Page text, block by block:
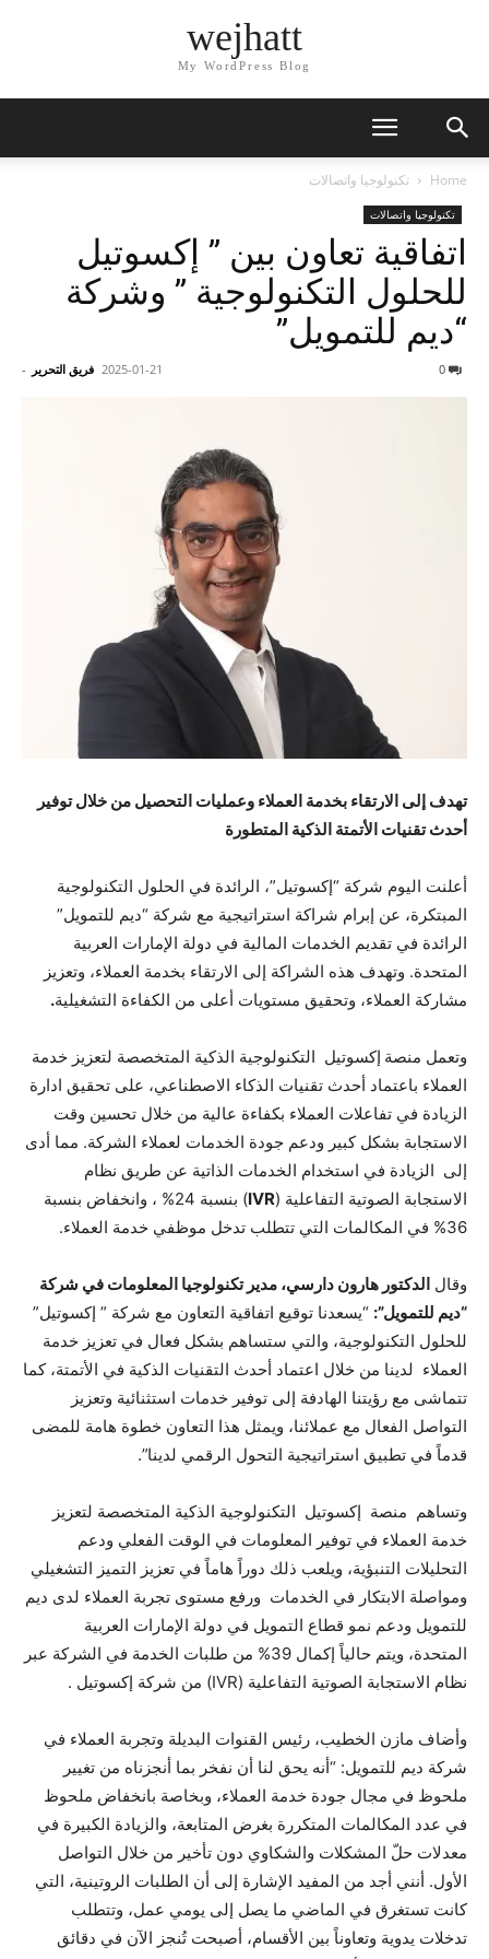
wejhatt
My WordPress Blog
Home تكنولوجيا واتصالات
تكنولوجيا واتصالات
اتفاقية تعاون بين ” إكسوتيل
للحلول التكنولوجية ” وشركة
“ديم للتمويل”
فريق التحرير - 2025-01-21
تهدف إلى الارتقاء بخدمة العملاء وعمليات التحصيل من خلال توفير
أحدث تقنيات الأتمتة الذكية المتطورة
أعلنت اليوم شركة “إكسوتيل”، الرائدة في الحلول التكنولوجية
المبتكرة، عن إبرام شراكة استراتيجية مع شركة “ديم للتمويل”
الرائدة في تقديم الخدمات المالية في دولة الإمارات العربية
المتحدة. وتهدف هذه الشراكة إلى الارتقاء بخدمة العملاء، وتعزيز
مشاركة العملاء، وتحقيق مستويات أعلى من الكفاءة التشغيلية.
وتعمل منصة إكسوتيل التكنولوجية الذكية المتخصصة لتعزيز خدمة
العملاء باعتماد أحدث تقنيات الذكاء الاصطناعي، على تحقيق ادارة
الزيادة في تفاعلات العملاء بكفاءة عالية من خلال تحسين وقت
الاستجابة بشكل كبير ودعم جودة الخدمات لعملاء الشركة. مما أدى
إلى الزيادة في استخدام الخدمات الذاتية عن طريق نظام
الاستجابة الصوتية التفاعلية (IVR
) بنسبة 24% ، وانخفاض بنسبة
36% في المكالمات التي تتطلب تدخل موظفي خدمة العملاء.
وقال الدكتور هارون دارسي، مدير تكنولوجيا المعلومات في شركة
“ديم للتمويل”: “يسعدنا توقيع اتفاقية التعاون مع شركة ” إكسوتيل”
للحلول التكنولوجية، والتي ستساهم بشكل فعال في تعزيز خدمة
العملاء لدينا من خلال اعتماد أحدث التقنيات الذكية في الأتمتة، كما
تتماشى مع رؤيتنا الهادفة إلى توفير خدمات استثنائية وتعزيز
التواصل الفعال مع عملائنا، ويمثل هذا التعاون خطوة هامة للمضى
قدماً في تطبيق استراتيجية التحول الرقمي لدينا”.
وتساهم منصة إكسوتيل التكنولوجية الذكية المتخصصة لتعزيز
خدمة العملاء في توفير المعلومات في الوقت الفعلي ودعم
التحليلات التنبؤية، ويلعب ذلك دوراً هاماً في تعزيز التميز التشغيلي
ومواصلة الابتكار في الخدمات ورفع مستوى تجربة العملاء لدى ديم
للتمويل ودعم نمو قطاع التمويل في دولة الإمارات العربية
المتحدة، ويتم حالياً إكمال 39% من طلبات الخدمة في الشركة عبر
نظام الاستجابة الصوتية التفاعلية (IVR) من شركة إكسوتيل .
وأضاف مازن الخطيب، رئيس القنوات البديلة وتجربة العملاء في
شركة ديم للتمويل: “أنه يحق لنا أن نفخر بما أنجزناه من تغيير
ملحوظ في مجال جودة خدمة العملاء، وبخاصة بانخفاض ملحوظ
في عدد المكالمات المتكررة بغرض المتابعة، والزيادة الكبيرة في
معدلات حلّ المشكلات والشكاوي دون تأخير من خلال التواصل
الأول. أنني أجد من المفيد الإشارة إلى أن الطلبات الروتينية، التي
كانت تستغرق في الماضي ما يصل إلى يومي عمل، وتتطلب
تدخلات يدوية وتعاوناً بين الأقسام، أصبحت تُنجز الآن في دقائق